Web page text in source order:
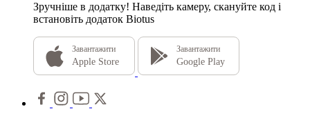
Зручніше в додатку! Наведіть камеру, скануйте код і
встановіть додаток Biotus
Завантажити
Apple Store
Завантажити
Google Play